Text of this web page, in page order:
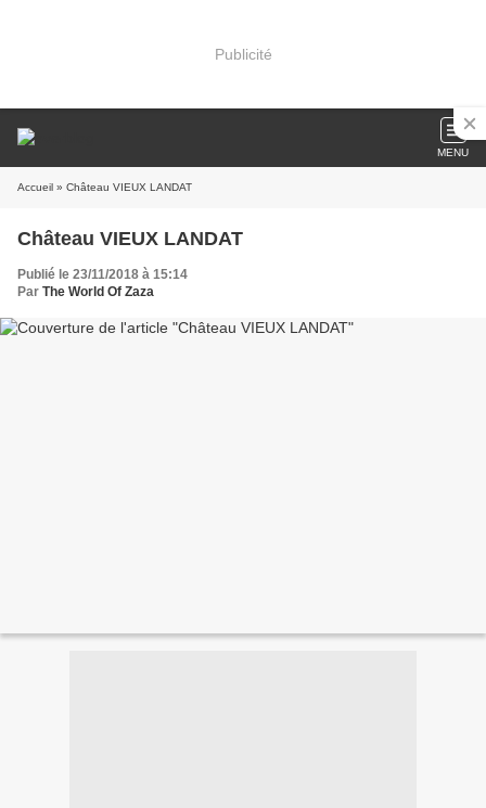
Publicité
MENU
Accueil » Château VIEUX LANDAT
Château VIEUX LANDAT
Publié le 23/11/2018 à 15:14
Par The World Of Zaza